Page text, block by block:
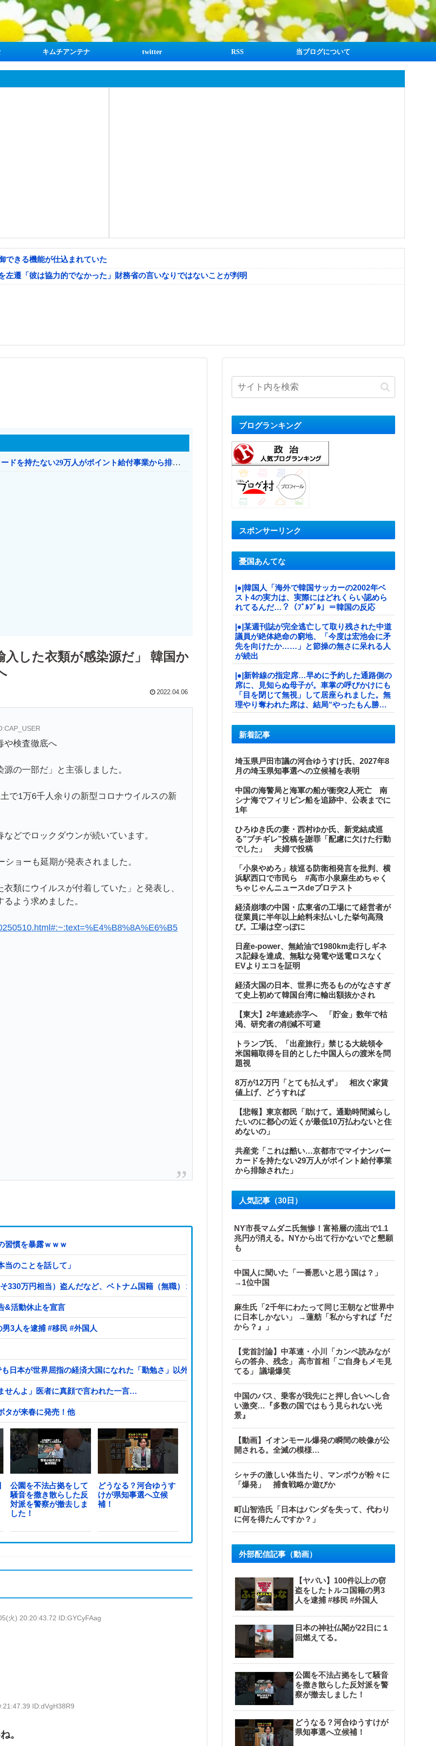
キムチアンテナ twitter RSS 当ブログについて
できる機能が仕込まれていた
遷「彼は協力的でなかった」財務省の言いなりではないことが判明
共産党「これは酷い…京都市でマイナンバーカードを持たない29万人がポイント給付事業から排除された」
した衣類が感染源だ」 韓国か
2022.04.06
や検査徹底へ
の一部だ」と主張しました。
で1万6千人余りの新型コロナウイルスの新
どでロックダウンが続いています。
ョーも延期が発表されました。
類にウイルスが付着していた」と発表し、
よう求めました。
習慣を暴露ｗｗｗ
のことを話して」
330万円相当）盗んだなど、ベトナム国籍（無職）２人逮捕、盗まれた銅線の半分はすでに売却 富山で...
&活動休止を宣言
【ヤバい】100件以上の窃盗をしたトルコ国籍の男3人を逮捕 #移民 #外国人
日本が世界屈指の経済大国になれた「勤勉さ」以外の勝因！
せんよ」医者に真顔で言われた一言…
タが来春に発売！他
公園を不法占拠をして
騒音を撒き散らした反
対派を警察が撤去しま
した！
どうなる？河合ゆうす
けが県知事選へ立候
補！
火) 20:20:43.72 ID:GYCyFAag
ID:dVgH38R9
。
ブログランキング
スポンサーリンク
憂国あんてな
|●|韓国人「海外で韓国サッカーの2002年ベ
スト4の実力は、実際にはどれくらい認めら
れてるんだ…？（ﾌﾞﾙﾌﾞﾙ」＝韓国の反応
|●|某週刊誌が完全逃亡して取り残された中道
議員が絶体絶命の窮地、「今度は宏池会に矛
先を向けたか……」と節操の無さに呆れる人
が続出
|●|新幹線の指定席…早めに予約した通路側の
席に、見知らぬ母子が。車掌の呼びかけにも
「目を閉じて無視」して居座られました。無
理やり奪われた席は、結局“やったもん勝
ち”になってしまうのでしょうか？ ...
新着記事
埼玉県戸田市議の河合ゆうすけ氏、2027年8
月の埼玉県知事選への立候補を表明
中国の海警局と海軍の船が衝突2人死亡 南
シナ海でフィリピン船を追跡中、公表までに
1年
ひろゆき氏の妻・西村ゆか氏、新党結成巡
る”ブチギレ”投稿を謝罪「配慮に欠けた行動
でした」 夫婦で投稿
「小泉やめろ」核巡る防衛相発言を批判、横
浜駅西口で市民ら #高市小泉麻生めちゃく
ちゃじゃんニュースdeプロテスト
経済崩壊の中国・広東省の工場にて経営者が
従業員に半年以上給料未払いした挙句高飛
び。工場は空っぽに
日産e-power、無給油で1980km走行しギネ
ス記録を達成、無駄な発電や送電ロスなく
EVよりエコを証明
経済大国の日本、世界に売るものがなさすぎ
て史上初めて韓国台湾に輸出額抜かされ
【東大】2年連続赤字へ 「貯金」数年で枯
渇、研究者の削減不可避
トランプ氏、「出産旅行」禁じる大統領令
米国籍取得を目的とした中国人らの渡米を問
題視
8万が12万円「とても払えず」 相次ぐ家賃
値上げ、どうすれば
【悲報】東京都民「助けて。通勤時間減らし
たいのに都心の近くが最低10万払わないと住
めないの」
共産党「これは酷い…京都市でマイナンバー
カードを持たない29万人がポイント給付事業
から排除された」
人気記事（30日）
NY市長マムダニ氏無惨！富裕層の流出で1.1
兆円が消える。NYから出て行かないでと懇願
も
中国人に聞いた「一番悪いと思う国は？」
→1位中国
麻生氏「2千年にわたって同じ王朝など世界中
に日本しかない」 →蓮舫「私からすれば『だ
から？』」
【党首討論】中革連・小川「カンペ読みなが
らの答弁、残念」 高市首相「ご自身もメモ見
てる」 議場爆笑
中国のバス、乗客が我先にと押し合いへし合
い激突…『多数の国ではもう見られない光
景』
【動画】イオンモール爆発の瞬間の映像が公
開される。全滅の模様…
シャチの激しい体当たり、マンボウが粉々に
「爆発」 捕食戦略か遊びか
町山智浩氏「日本はパンダを失って、代わり
に何を得たんですか？」
外部配信記事（動画）
【ヤバい】100件以上の窃
盗をしたトルコ国籍の男3
人を逮捕 #移民 #外国人
日本の神社仏閣が22日に１
回燃えてる。
公園を不法占拠をして騒音
を撒き散らした反対派を警
察が撤去しました！
どうなる？河合ゆうすけが
県知事選へ立候補！